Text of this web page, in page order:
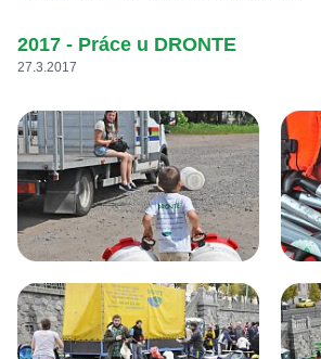
2017 - Práce u DRONTE
27.3.2017